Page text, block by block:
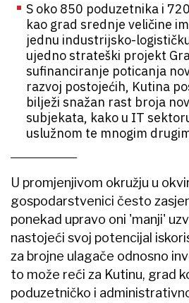
S oko 850 poduzetnika i
kao grad srednje veličine
jednu industrijsko-
ujedno strateški projekt
sufinanciranje poticanja
razvoj postojećih, Kutina
bilježi snažan rast broja
subjekata, kako u IT
uslužnom te mnogim
U promjenjivom okružju u
gospodarstvenici često
ponekad upravo oni 'manji'
nastojeći svoj potencijal
za brojne ulagače odnosno
to može reći za Kutinu, grad
poduzetničko i